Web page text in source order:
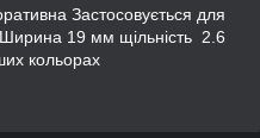
Застосовується для
Ширина 19 мм щільність 2.6
кольорах